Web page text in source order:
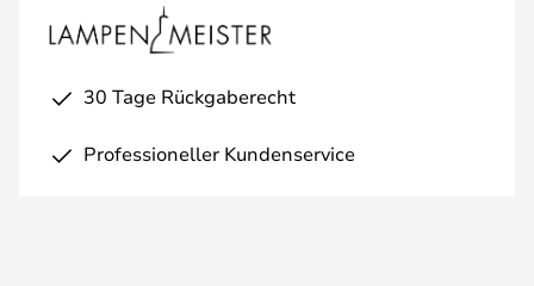
30 Tage Rückgaberecht
Professioneller Kundenservice